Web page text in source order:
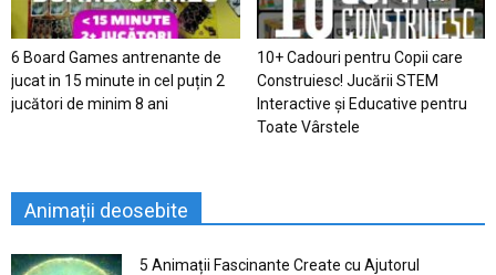
6 Board Games antrenante de
jucat in 15 minute in cel puțin 2
jucători de minim 8 ani
10+ Cadouri pentru Copii care
Construiesc! Jucării STEM
Interactive și Educative pentru
Toate Vârstele
Animații deosebite
5 Animații Fascinante Create cu Ajutorul